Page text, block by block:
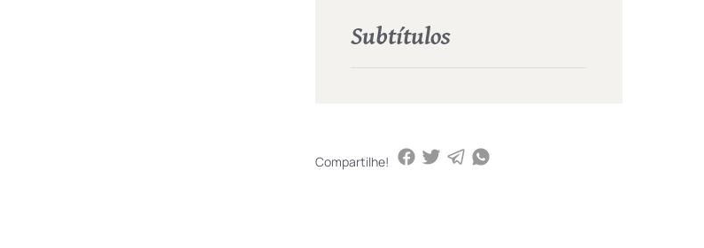
Subtítulos
Compartilhe!